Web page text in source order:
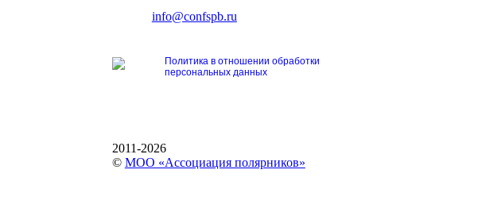
info@confspb.ru
Политика в отношении обработки
персональных данных
2011-2026
© МОО «Ассоциация полярников»